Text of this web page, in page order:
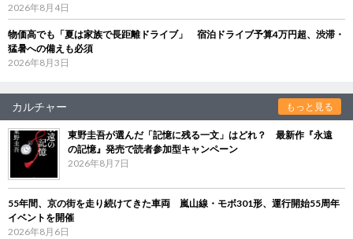
2026年8月4日
物価高でも「夏は家族で長距離ドライブ」 宿泊ドライブ予算4万円超、渋滞・
猛暑への備えも必須
2026年8月3日
カルチャー もっと見る
東野圭吾が選んだ「記憶に残る一文」はどれ？ 最新作『永遠
の記憶』発売で読者参加型キャンペーン
2026年8月7日
55年間、京の街を走り続けてきた車両 嵐山線・モボ301形、運行開始55周年
イベントを開催
2026年8月6日